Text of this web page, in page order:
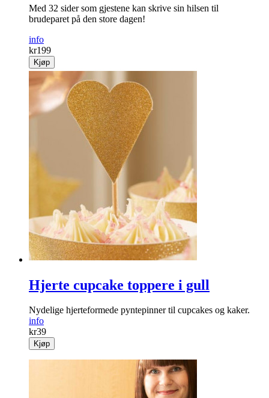
Med 32 sider som gjestene kan skrive sin hilsen til
brudeparet på den store dagen!
info
kr199
Kjøp
Hjerte cupcake toppere i gull
Nydelige hjerteformede pyntepinner til cupcakes og kaker.
info
kr39
Kjøp